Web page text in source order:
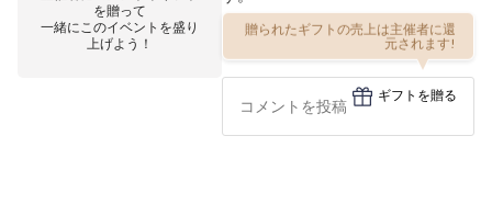
を贈って
一緒にこのイベントを盛り
上げよう！
贈られたギフトの売上は主催者に還
元されます!
ギフトを贈る